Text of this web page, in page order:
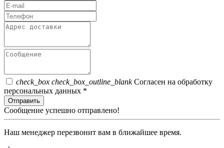
check_box check_box_outline_blankСогласен на обработку
персональных данных *
Отправить
Сообщение успешно отправлено!
Наш менеджер перезвонит вам в ближайшее время.